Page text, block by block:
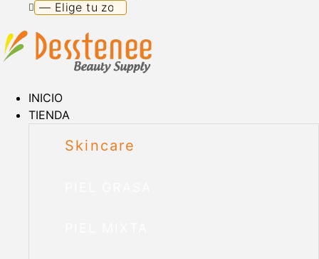
INICIO
TIENDA
Skincare